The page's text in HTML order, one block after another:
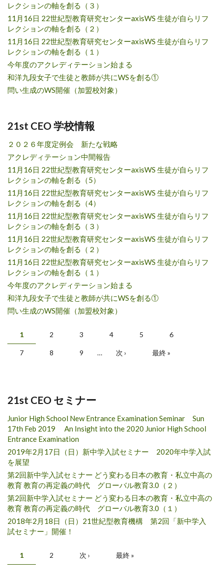
レクションの軸を創る（３）
11月16日 22世紀型教育研究センターaxisWS 生徒が自らリフ
レクションの軸を創る（２）
11月16日 22世紀型教育研究センターaxisWS 生徒が自らリフ
レクションの軸を創る（１）
今年度のアクレディテーション始まる
和洋九段女子で生徒と教師が共にWSを創る①
問い生成のWS開催（加盟校対象）
21st CEO 学校情報
２０２６年度定例会 新たな戦略
アクレディテーション中間報告
11月16日 22世紀型教育研究センターaxisWS 生徒が自らリフ
レクションの軸を創る（5）
11月16日 22世紀型教育研究センターaxisWS 生徒が自らリフ
レクションの軸を創る（4）
11月16日 22世紀型教育研究センターaxisWS 生徒が自らリフ
レクションの軸を創る（３）
11月16日 22世紀型教育研究センターaxisWS 生徒が自らリフ
レクションの軸を創る（２）
11月16日 22世紀型教育研究センターaxisWS 生徒が自らリフ
レクションの軸を創る（１）
今年度のアクレディテーション始まる
和洋九段女子で生徒と教師が共にWSを創る①
問い生成のWS開催（加盟校対象）
ページ
1 2 3 4 5 6
7 8 9 … 次 › 最終 »
21st CEO セミナー
Junior High School New Entrance Examination Seminar Sun
17th Feb 2019 An Insight into the 2020 Junior High School
Entrance Examination
2019年2月17日（日）新中学入試セミナー 2020年中学入試
を展望
第2回新中学入試セミナー どう変わる日本の教育・私立中高の
教育 教育の再定義の時代 グローバル教育3.0（２）
第2回新中学入試セミナー どう変わる日本の教育・私立中高の
教育 教育の再定義の時代 グローバル教育3.0（１）
2018年2月18日（日）21世紀型教育機構 第2回「新中学入
試セミナー」開催！
ページ
1 2 次 › 最終 »